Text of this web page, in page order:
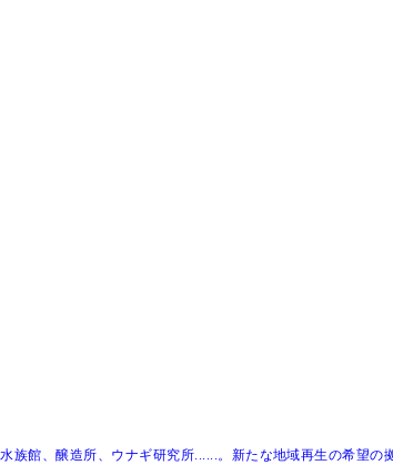
族館、醸造所、ウナギ研究所......。新たな地域再生の希望の